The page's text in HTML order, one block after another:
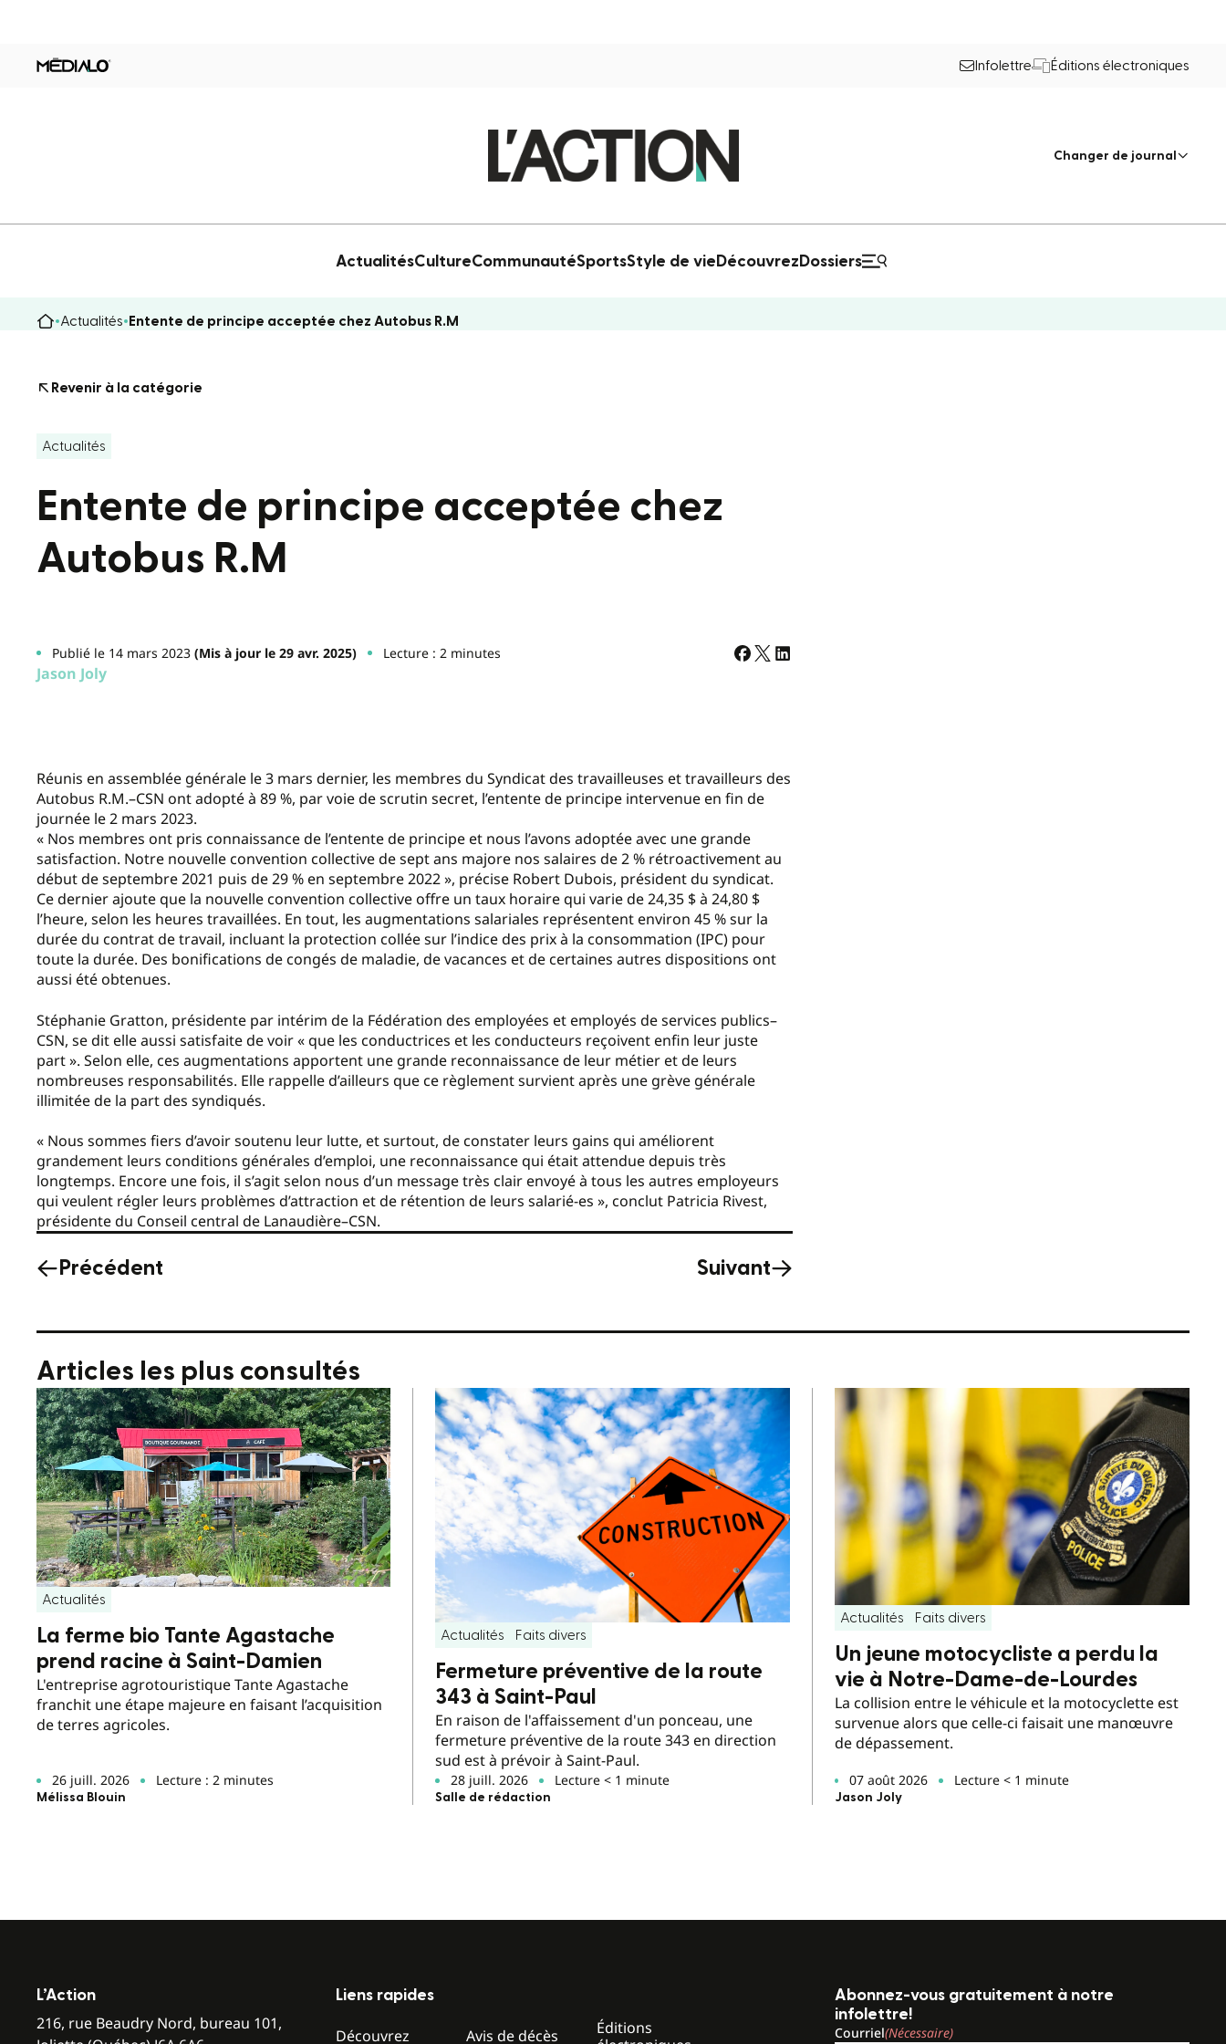
Infolettre Éditions électroniques
Changer de journal
ActualitésCultureCommunautéSportsStyle de vie Découvrez Dossiers
Actualités Entente de principe acceptée chez Autobus R.M
Revenir à la catégorie
Actualités
Entente de principe acceptée chez
Autobus R.M
Publié le 14 mars 2023(Mis à jour le 29 avr. 2025) Lecture : 2 minutes
Jason Joly
Réunis en assemblée générale le 3 mars dernier, les membres du Syndicat des travailleuses et travailleurs des
Autobus R.M.–CSN ont adopté à 89 %, par voie de scrutin secret, l’entente de principe intervenue en fin de
journée le 2 mars 2023.
« Nos membres ont pris connaissance de l’entente de principe et nous l’avons adoptée avec une grande
satisfaction. Notre nouvelle convention collective de sept ans majore nos salaires de 2 % rétroactivement au
début de septembre 2021 puis de 29 % en septembre 2022 », précise Robert Dubois, président du syndicat.
Ce dernier ajoute que la nouvelle convention collective offre un taux horaire qui varie de 24,35 $ à 24,80 $
l’heure, selon les heures travaillées. En tout, les augmentations salariales représentent environ 45 % sur la
durée du contrat de travail, incluant la protection collée sur l’indice des prix à la consommation (IPC) pour
toute la durée. Des bonifications de congés de maladie, de vacances et de certaines autres dispositions ont
aussi été obtenues.
Stéphanie Gratton, présidente par intérim de la Fédération des employées et employés de services publics–
CSN, se dit elle aussi satisfaite de voir « que les conductrices et les conducteurs reçoivent enfin leur juste
part ». Selon elle, ces augmentations apportent une grande reconnaissance de leur métier et de leurs
nombreuses responsabilités. Elle rappelle d’ailleurs que ce règlement survient après une grève générale
illimitée de la part des syndiqués.
« Nous sommes fiers d’avoir soutenu leur lutte, et surtout, de constater leurs gains qui améliorent
grandement leurs conditions générales d’emploi, une reconnaissance qui était attendue depuis très
longtemps. Encore une fois, il s’agit selon nous d’un message très clair envoyé à tous les autres employeurs
qui veulent régler leurs problèmes d’attraction et de rétention de leurs salarié-es », conclut Patricia Rivest,
présidente du Conseil central de Lanaudière–CSN.
Précédent Suivant
Articles les plus consultés
Actualités
La ferme bio Tante Agastache
prend racine à Saint-Damien
L'entreprise agrotouristique Tante Agastache
franchit une étape majeure en faisant l’acquisition
de terres agricoles.
26 juill. 2026 Lecture : 2 minutes
Mélissa Blouin
Actualités Faits divers
Fermeture préventive de la route
343 à Saint-Paul
En raison de l'affaissement d'un ponceau, une
fermeture préventive de la route 343 en direction
sud est à prévoir à Saint-Paul.
28 juill. 2026 Lecture < 1 minute
Salle de rédaction
Actualités Faits divers
Un jeune motocycliste a perdu la
vie à Notre-Dame-de-Lourdes
La collision entre le véhicule et la motocyclette est
survenue alors que celle-ci faisait une manœuvre
de dépassement.
07 août 2026 Lecture < 1 minute
Jason Joly
L’Action
216, rue Beaudry Nord, bureau 101,
Liens rapides
Découvrez Avis de décès
Éditions
Abonnez-vous gratuitement à notre
infolettre!
Courriel(Nécessaire)